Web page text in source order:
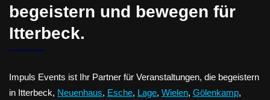
begeistern und bewegen für
Itterbeck.
Impuls Events ist Ihr Partner für Veranstaltungen, die begeistern
in Itterbeck, Neuenhaus, Esche, Lage, Wielen, Gölenkamp,